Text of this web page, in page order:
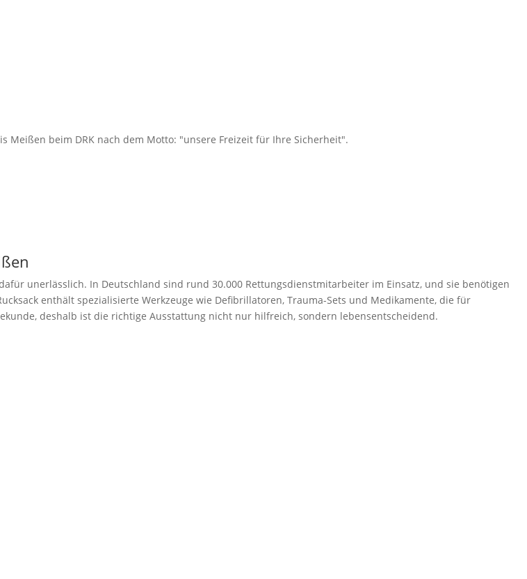
Meißen beim DRK nach dem Motto: "unsere Freizeit für Ihre Sicherheit".
unerlässlich. In Deutschland sind rund 30.000 Rettungsdienstmitarbeiter im Einsatz, und sie benötigen
enthält spezialisierte Werkzeuge wie Defibrillatoren, Trauma-Sets und Medikamente, die für
deshalb ist die richtige Ausstattung nicht nur hilfreich, sondern lebensentscheidend.